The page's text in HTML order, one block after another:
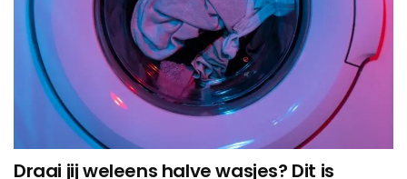
Draai jij weleens halve wasjes? Dit is